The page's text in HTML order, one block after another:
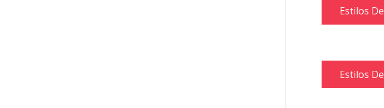
Estilos
Estilos